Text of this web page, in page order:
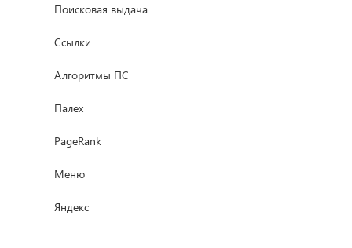
Поисковая выдача
Ссылки
Алгоритмы ПС
Палех
PageRank
Меню
Яндекс